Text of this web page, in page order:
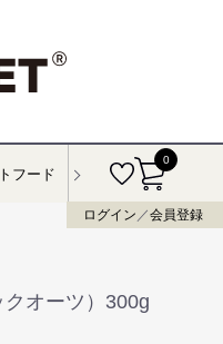
フード
0
ログイン ／会員登録
オーツ）300g